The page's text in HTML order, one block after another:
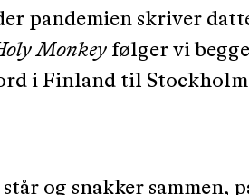
pandemien skriver
Monkey følger vi
i Finland til
og snakker sammen,